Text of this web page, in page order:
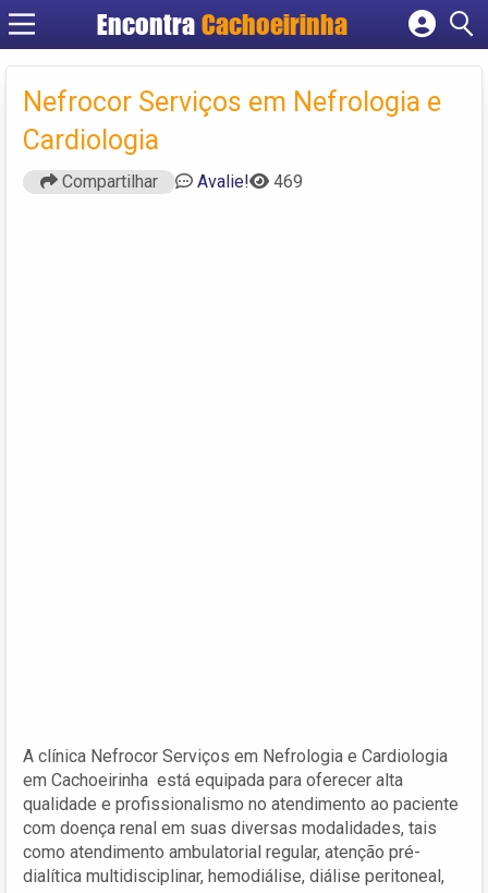
Encontra Cachoeirinha
Cadastrar empresa
Criar conta
Nefrocor Serviços em Nefrologia e
Cardiologia
Compartilhar Avalie! 469
A clínica Nefrocor Serviços em Nefrologia e Cardiologia
em Cachoeirinha está equipada para oferecer alta
qualidade e profissionalismo no atendimento ao paciente
com doença renal em suas diversas modalidades, tais
como atendimento ambulatorial regular, atenção pré-
dialítica multidisciplinar, hemodiálise, diálise peritoneal,